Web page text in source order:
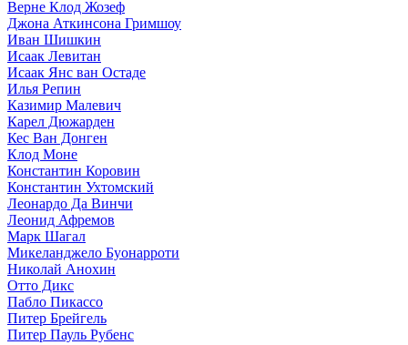
Верне Клод Жозеф
Джона Аткинсона Гримшоу
Иван Шишкин
Исаак Левитан
Исаак Янс ван Остаде
Илья Репин
Казимир Малевич
Карел Дюжарден
Кес Ван Донген
Клод Моне
Константин Коровин
Константин Ухтомский
Леонардо Да Винчи
Леонид Афремов
Марк Шагал
Микеланджело Буонарроти
Николай Анохин
Отто Дикс
Пабло Пикассо
Питер Брейгель
Питер Пауль Рубенс